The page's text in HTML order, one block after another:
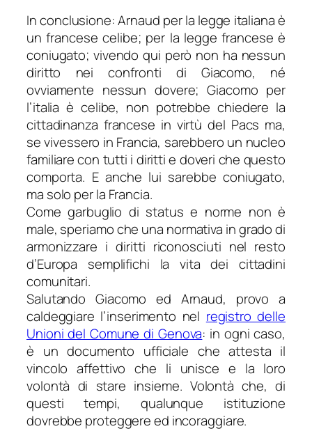
In conclusione: Arnaud per la legge italiana è
un francese celibe; per la legge francese è
coniugato; vivendo qui però non ha nessun
diritto nei confronti di Giacomo, né
ovviamente nessun dovere; Giacomo per
l’italia è celibe, non potrebbe chiedere la
cittadinanza francese in virtù del Pacs ma,
se vivessero in Francia, sarebbero un nucleo
familiare con tutti i diritti e doveri che questo
comporta. E anche lui sarebbe coniugato,
ma solo per la Francia.
Come garbuglio di status e norme non è
male, speriamo che una normativa in grado di
armonizzare i diritti riconosciuti nel resto
d’Europa semplifichi la vita dei cittadini
comunitari.
Salutando Giacomo ed Arnaud, provo a
caldeggiare l’inserimento nel registro delle
Unioni del Comune di Genova: in ogni caso,
è un documento ufficiale che attesta il
vincolo affettivo che li unisce e la loro
volontà di stare insieme. Volontà che, di
questi tempi, qualunque istituzione
dovrebbe proteggere ed incoraggiare.